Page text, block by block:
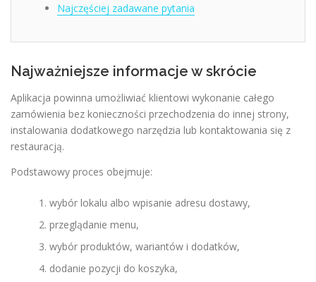
Najczęściej zadawane pytania
Najważniejsze informacje w skrócie
Aplikacja powinna umożliwiać klientowi wykonanie całego
zamówienia bez konieczności przechodzenia do innej strony,
instalowania dodatkowego narzędzia lub kontaktowania się z
restauracją.
Podstawowy proces obejmuje:
wybór lokalu albo wpisanie adresu dostawy,
przeglądanie menu,
wybór produktów, wariantów i dodatków,
dodanie pozycji do koszyka,